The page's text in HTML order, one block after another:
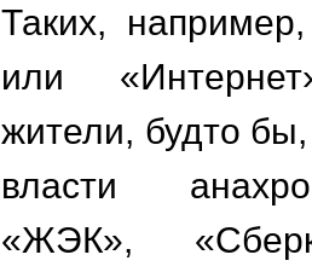
Таких,
или
жители, будто
власти
«ЖЭК»,